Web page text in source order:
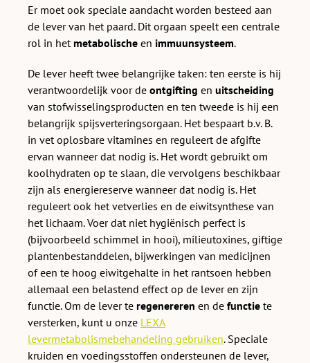
Er moet ook speciale aandacht worden besteed aan
de lever van het paard. Dit orgaan speelt een centrale
rol in het metabolische en immuunsysteem.
De lever heeft twee belangrijke taken: ten eerste is hij
verantwoordelijk voor de ontgifting en uitscheiding
van stofwisselingsproducten en ten tweede is hij een
belangrijk spijsverteringsorgaan. Het bespaart b.v. B.
in vet oplosbare vitamines en reguleert de afgifte
ervan wanneer dat nodig is. Het wordt gebruikt om
koolhydraten op te slaan, die vervolgens beschikbaar
zijn als energiereserve wanneer dat nodig is. Het
reguleert ook het vetverlies en de eiwitsynthese van
het lichaam. Voer dat niet hygiënisch perfect is
(bijvoorbeeld schimmel in hooi), milieutoxines, giftige
plantenbestanddelen, bijwerkingen van medicijnen
of een te hoog eiwitgehalte in het rantsoen hebben
allemaal een belastend effect op de lever en zijn
functie. Om de lever te regenereren en de functie te
versterken, kunt u onze LEXA
levermetabolismebehandeling gebruiken. Speciale
kruiden en voedingsstoffen ondersteunen de lever,